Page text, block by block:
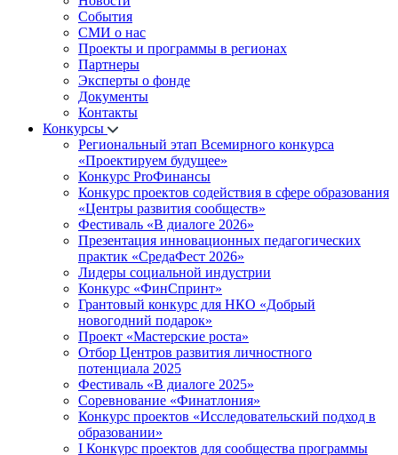
События
СМИ о нас
Проекты и программы в регионах
Партнеры
Эксперты о фонде
Документы
Контакты
Конкурсы
Региональный этап Всемирного конкурса
«Проектируем будущее»
Конкурс ProФинансы
Конкурс проектов содействия в сфере образования
«Центры развития сообществ»
Фестиваль «В диалоге 2026»
Презентация инновационных педагогических
практик «СредаФест 2026»
Лидеры социальной индустрии
Конкурс «ФинСпринт»
Грантовый конкурс для НКО «Добрый
новогодний подарок»
Проект «Мастерские роста»
Отбор Центров развития личностного
потенциала 2025
Фестиваль «В диалоге 2025»
Соревнование «Финатлония»
Конкурс проектов «Исследовательский подход в
образовании»
I Конкурс проектов для сообщества программы